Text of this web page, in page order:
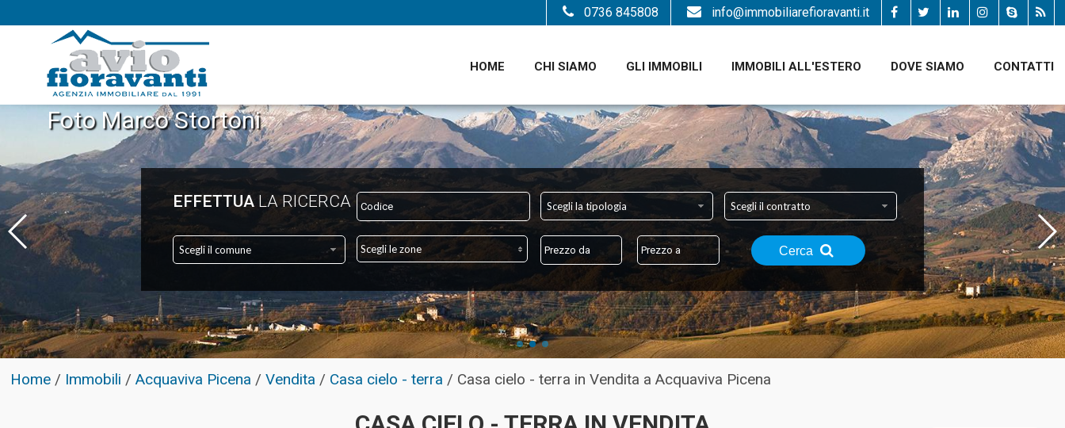
HOME CHI SIAMO GLI IMMOBILI IMMOBILI ALL'ESTERO DOVE SIAMO CONTATTI
info@immobiliarefioravanti.it
0736 845808
Foto Marco Stortoni
EFFETTUA LA RICERCA Scegli la tipologia Scegli il contratto
Scegli il comune Scegli le zone Cerca
Home / Immobili /Acquaviva Picena /Vendita / Casa cielo - terra / Casa cielo - terra in Vendita a Acquaviva Picena